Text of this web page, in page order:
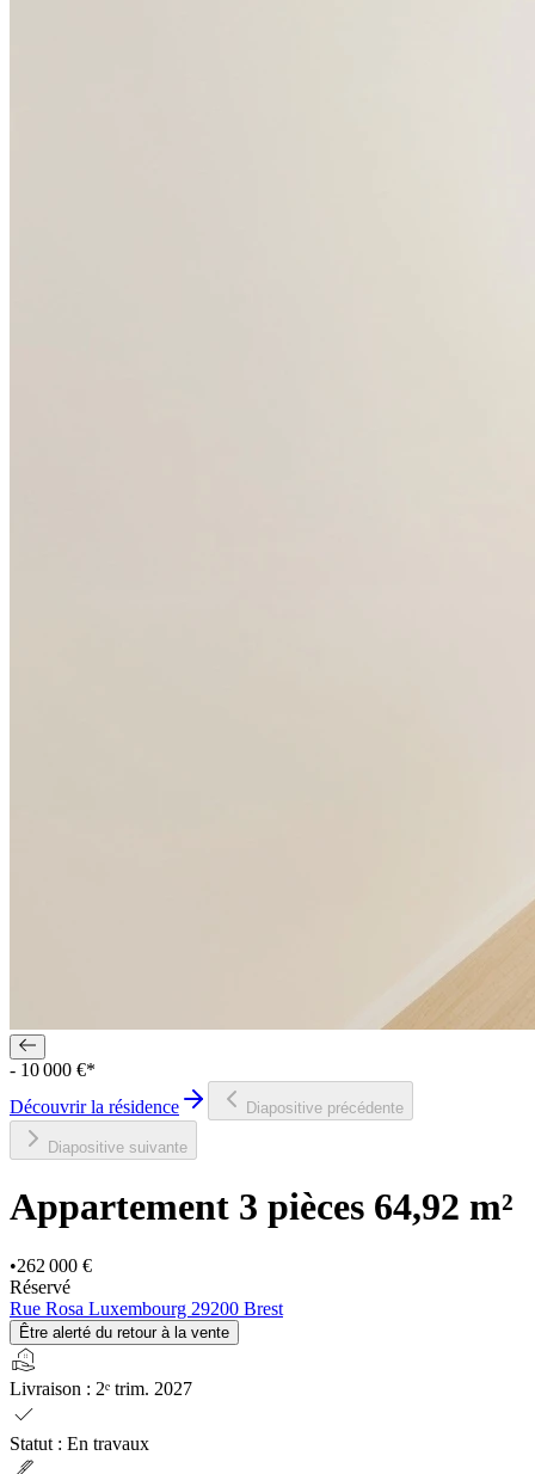
- 10 000 €*
Découvrir la résidence
Diapositive précédente
Diapositive suivante
Appartement 3 pièces 64,92 m²
•262 000 €
Réservé
Rue Rosa Luxembourg 29200 Brest
Être alerté du retour à la vente
real_estate_agent
Livraison : 2ᵉ trim. 2027
check
Statut : En travaux